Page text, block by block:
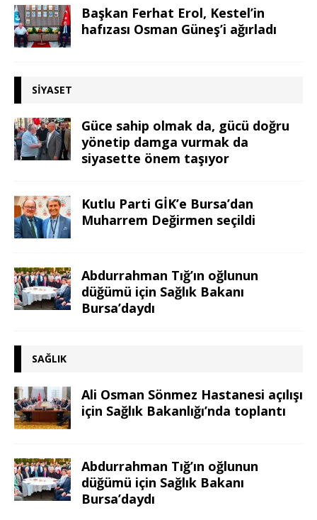
Başkan Ferhat Erol, Kestel’in
hafızası Osman Güneş’i ağırladı
SIYASET
Güce sahip olmak da, gücü doğru
yönetip damga vurmak da
siyasette önem taşıyor
Kutlu Parti GİK’e Bursa’dan
Muharrem Değirmen seçildi
Abdurrahman Tığ’ın oğlunun
düğümü için Sağlık Bakanı
Bursa’daydı
SAĞLIK
Ali Osman Sönmez Hastanesi açılışı
için Sağlık Bakanlığı’nda toplantı
Abdurrahman Tığ’ın oğlunun
düğümü için Sağlık Bakanı
Bursa’daydı